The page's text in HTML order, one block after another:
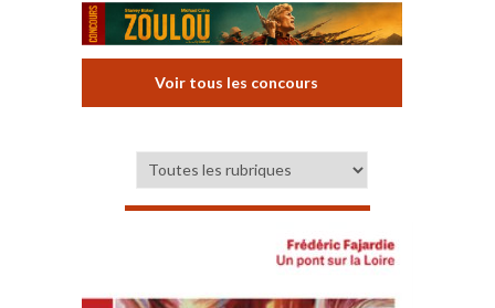
Voir tous les concours